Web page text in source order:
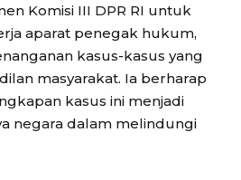
Komisi III DPR RI untuk
aparat penegak hukum,
kasus-kasus yang
masyarakat. Ia berharap
kasus ini menjadi
negara dalam melindungi